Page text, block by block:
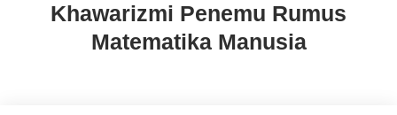
Khawarizmi Penemu Rumus
Matematika Manusia